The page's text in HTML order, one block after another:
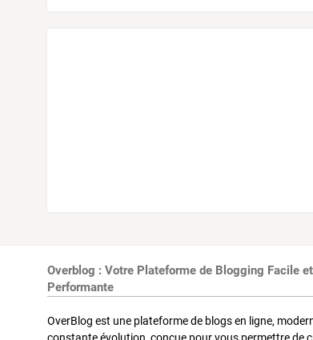
Overblog : Votre Plateforme de Blogging Facile et
Performante
OverBlog est une plateforme de blogs en ligne,